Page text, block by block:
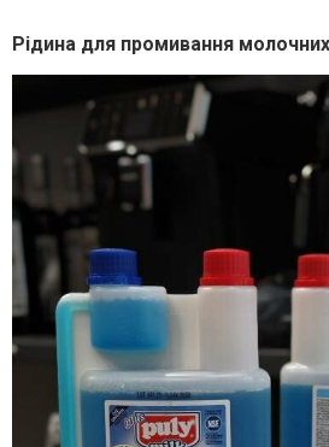
Рідина для промивання